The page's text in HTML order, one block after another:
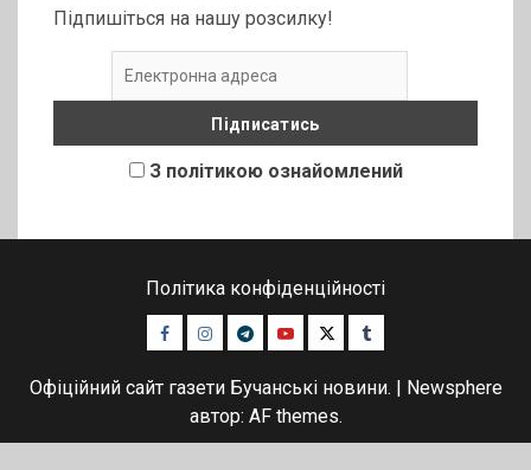
Підпишіться на нашу розсилку!
З політикою ознайомлений
Політика конфіденційності
Facebook
Instagram
TelegramYoutubeTwitterTumblr
Офіційний сайт газети Бучанські новини.
Newsphere
автор: AF themes.